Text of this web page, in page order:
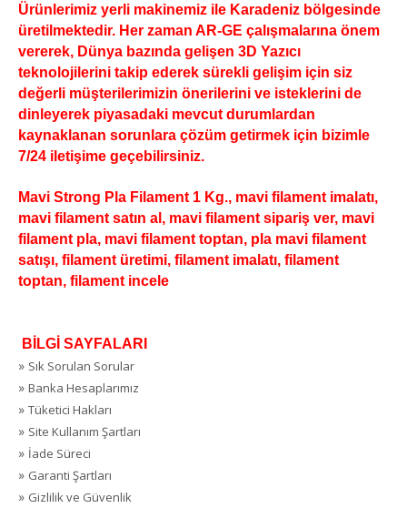
Ürünlerimiz yerli makinemiz ile Karadeniz bölgesinde
üretilmektedir. Her zaman AR-GE çalışmalarına önem
vererek, Dünya bazında gelişen 3D Yazıcı
teknolojilerini takip ederek sürekli gelişim için siz
değerli müşterilerimizin önerilerini ve isteklerini de
dinleyerek piyasadaki mevcut durumlardan
kaynaklanan sorunlara çözüm getirmek için bizimle
7/24 iletişime geçebilirsiniz.
Mavi Strong Pla Filament 1 Kg., mavi filament imalatı,
mavi filament satın al, mavi filament sipariş ver, mavi
filament pla, mavi filament toptan, pla mavi filament
satışı, filament üretimi, filament imalatı, filament
toptan, filament incele
BİLGİ SAYFALARI
» Sık Sorulan Sorular
» Banka Hesaplarımız
» Tüketici Hakları
» Site Kullanım Şartları
» İade Süreci
» Garanti Şartları
» Gizlilik ve Güvenlik